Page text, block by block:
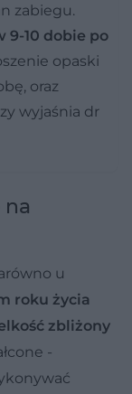
zabiegu.
9-10 dobie po
opaski
oraz
wyjaśnia dr
u
roku życia
zbliżony
-